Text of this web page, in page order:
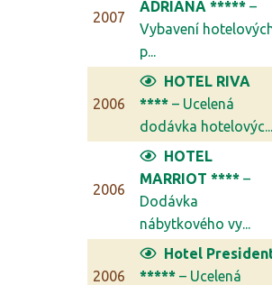
2007
ADRIANA ***** –
Vybavení
p...
2006
HOTEL RIVA
**** – Ucelená
dodávka
2006
HOTEL
MARRIOT **** –
Dodávka
nábytkového vy...
2006
Hotel
***** – Ucelená